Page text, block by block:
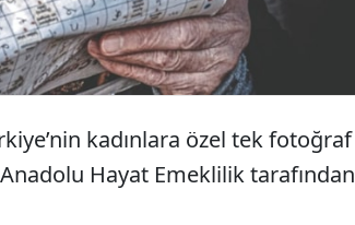
kadınlara özel tek fotoğraf
Anadolu Hayat Emeklilik tarafından